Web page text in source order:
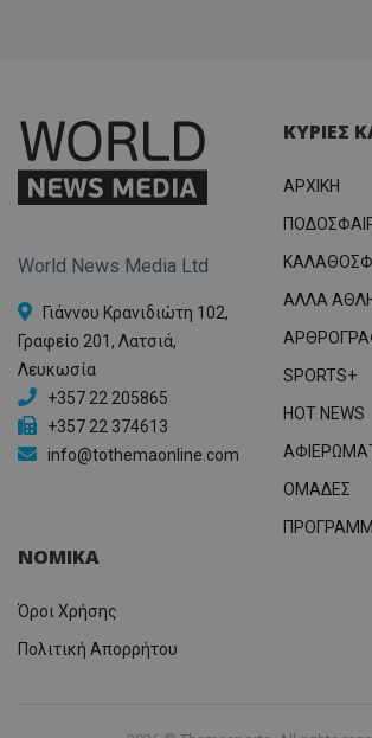
World News Media Ltd
Γιάννου Κρανιδιώτη 102,
Γραφείο 201, Λατσιά,
Λευκωσία
+357 22 205865
+357 22 374613
info@tothemaonline.com
ΚΥΡΙΕΣ
ΑΡΧΙΚΗ
ΑΛΛΑ
SPORTS+
HOT NEWS
ΟΜΑΔΕΣ
ΝΟΜΙΚΑ
Όροι Χρήσης
Πολιτική Απορρήτου